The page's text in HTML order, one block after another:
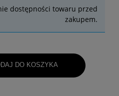
dostępności towaru przed
zakupem.
DO KOSZYKA